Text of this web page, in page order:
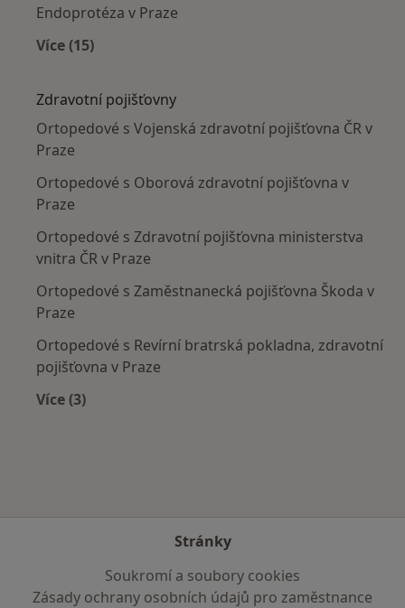
Endoprotéza v Praze
Více (15)
Zdravotní pojišťovny
Ortopedové s Vojenská zdravotní pojišťovna ČR v
Praze
Ortopedové s Oborová zdravotní pojišťovna v
Praze
Ortopedové s Zdravotní pojišťovna ministerstva
vnitra ČR v Praze
Ortopedové s Zaměstnanecká pojišťovna Škoda v
Praze
Ortopedové s Revírní bratrská pokladna, zdravotní
pojišťovna v Praze
Více (3)
Stránky
Soukromí a soubory cookies
Zásady ochrany osobních údajů pro zaměstnance